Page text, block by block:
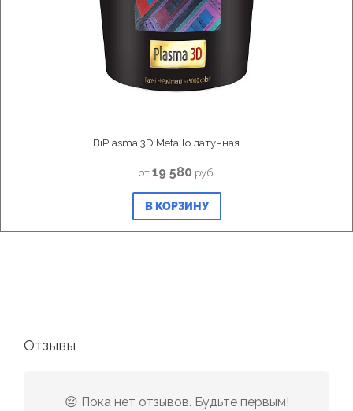
BiPlasma 3D Metallo латунная
от 19 580 руб.
В КОРЗИНУ
Отзывы
😔 Пока нет отзывов. Будьте первым!